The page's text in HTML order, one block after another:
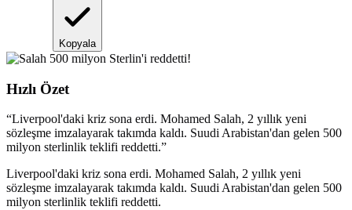
Kopyala
Hızlı Özet
“Liverpool'daki kriz sona erdi. Mohamed Salah, 2 yıllık yeni
sözleşme imzalayarak takımda kaldı. Suudi Arabistan'dan gelen 500
milyon sterlinlik teklifi reddetti.”
Liverpool'daki kriz sona erdi. Mohamed Salah, 2 yıllık yeni
sözleşme imzalayarak takımda kaldı. Suudi Arabistan'dan gelen 500
milyon sterlinlik teklifi reddetti.